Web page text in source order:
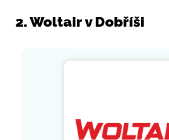
2. Woltair v Dobříši